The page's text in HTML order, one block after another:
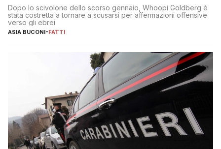
Dopo lo scivolone dello scorso gennaio, Whoopi Goldberg è
stata costretta a tornare a scusarsi per affermazioni offensive
verso gli ebrei
ASIA BUCONI-FATTI